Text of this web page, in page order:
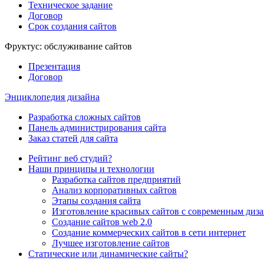
Техническое задание
Договор
Срок создания сайтов
Фруктус: обслуживание сайтов
Презентация
Договор
Энциклопедия дизайна
Разработка сложных сайтов
Панель администрирования сайта
Заказ статей для сайта
Рейтинг веб студий?
Наши принципы и технологии
Разработка сайтов предприятий
Анализ корпоративных сайтов
Этапы создания сайта
Изготовление красивых сайтов с современным
Создание сайтов web 2.0
Создание коммерческих сайтов в сети интернет
Лучшее изготовление сайтов
Статические или динамические сайты?